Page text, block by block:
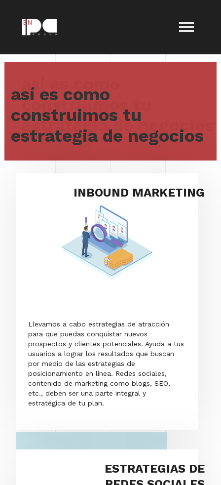
EN
así es como
construimos tu
estrategia de negocios
INBOUND MARKETING
Llevamos a cabo estrategias de atracción
para que puedas conquistar nuevos
prospectos y clientes potenciales. Ayuda a tus
usuarios a lograr los resultados que buscan
por medio de las estrategias de
posicionamiento en línea. Redes sociales,
contenido de marketing como blogs, SEO,
etc., deben ser una parte integral y
estratégica de tu plan.
ESTRATEGIAS DE